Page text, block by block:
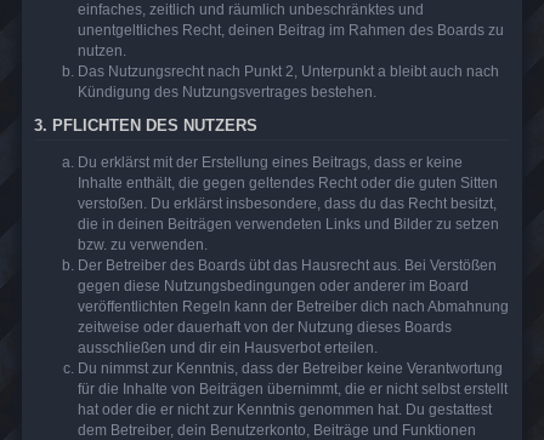
einfaches, zeitlich und räumlich unbeschränktes und
unentgeltliches Recht, deinen Beitrag im Rahmen des Boards zu
nutzen.
Das Nutzungsrecht nach Punkt 2, Unterpunkt a bleibt auch nach
Kündigung des Nutzungsvertrages bestehen.
3. PFLICHTEN DES NUTZERS
Du erklärst mit der Erstellung eines Beitrags, dass er keine
Inhalte enthält, die gegen geltendes Recht oder die guten Sitten
verstoßen. Du erklärst insbesondere, dass du das Recht besitzt,
die in deinen Beiträgen verwendeten Links und Bilder zu setzen
bzw. zu verwenden.
Der Betreiber des Boards übt das Hausrecht aus. Bei Verstößen
gegen diese Nutzungsbedingungen oder anderer im Board
veröffentlichten Regeln kann der Betreiber dich nach Abmahnung
zeitweise oder dauerhaft von der Nutzung dieses Boards
ausschließen und dir ein Hausverbot erteilen.
Du nimmst zur Kenntnis, dass der Betreiber keine Verantwortung
für die Inhalte von Beiträgen übernimmt, die er nicht selbst erstellt
hat oder die er nicht zur Kenntnis genommen hat. Du gestattest
dem Betreiber, dein Benutzerkonto, Beiträge und Funktionen